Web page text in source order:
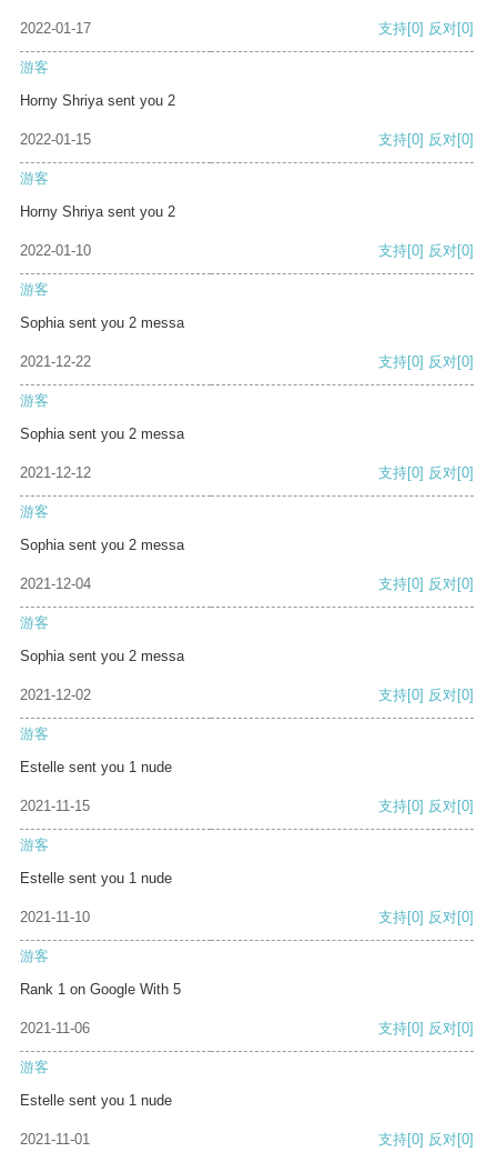
2022-01-17 支持[0] 反对[0]
游客
Horny Shriya sent you 2
2022-01-15 支持[0] 反对[0]
游客
Horny Shriya sent you 2
2022-01-10 支持[0] 反对[0]
游客
Sophia sent you 2 messa
2021-12-22 支持[0] 反对[0]
游客
Sophia sent you 2 messa
2021-12-12 支持[0] 反对[0]
游客
Sophia sent you 2 messa
2021-12-04 支持[0] 反对[0]
游客
Sophia sent you 2 messa
2021-12-02 支持[0] 反对[0]
游客
Estelle sent you 1 nude
2021-11-15 支持[0] 反对[0]
游客
Estelle sent you 1 nude
2021-11-10 支持[0] 反对[0]
游客
Rank 1 on Google With 5
2021-11-06 支持[0] 反对[0]
游客
Estelle sent you 1 nude
2021-11-01 支持[0] 反对[0]